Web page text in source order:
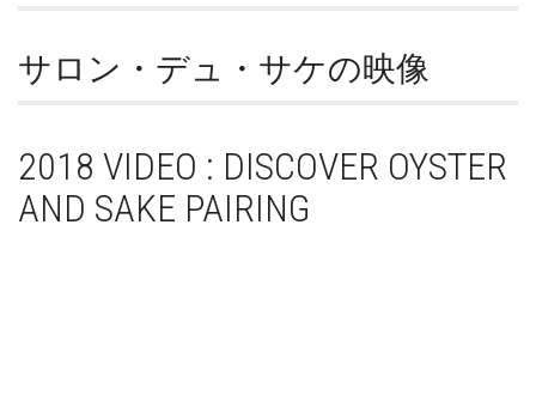
サロン・デュ・サケの映像
2018 VIDEO : DISCOVER OYSTER
AND SAKE PAIRING